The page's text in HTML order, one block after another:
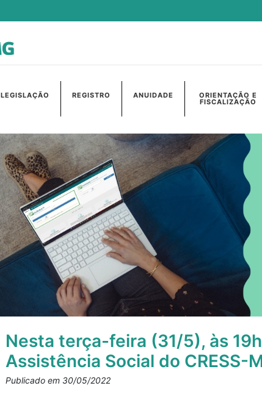
LEGISLAÇÃO REGISTRO ANUIDADE ORIENTAÇÃO E
FISCALIZAÇÃO
Nesta terça-feira (31/5), às
Assistência Social do CRESS-
Publicado em 30/05/2022